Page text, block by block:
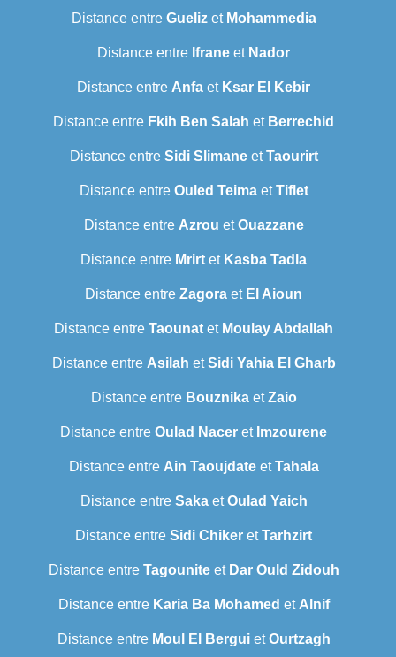
Distance entre Guelizet Mohammedia
Distance entre Ifrane et Nador
Distance entre Anfa et Ksar El Kebir
Distance entre Fkih Ben Salah et Berrechid
Distance entre Sidi SlimaneetTaourirt
Distance entre Ouled TeimaetTiflet
Distance entre Azrou etOuazzane
Distance entre Mrirt et Kasba Tadla
Distance entre Zagora et El Aioun
Distance entre Taounat et Moulay Abdallah
Distance entre Asilah etSidi Yahia El Gharb
Distance entre BouznikaetZaio
Distance entre Oulad Nacer et Imzourene
Distance entre Ain TaoujdateetTahala
Distance entre SakaetOulad Yaich
Distance entre Sidi Chiker etTarhzirt
Distance entre Tagouniteet Dar Ould Zidouh
Distance entre Karia Ba Mohamed et Alnif
Distance entre Moul El BerguietOurtzagh